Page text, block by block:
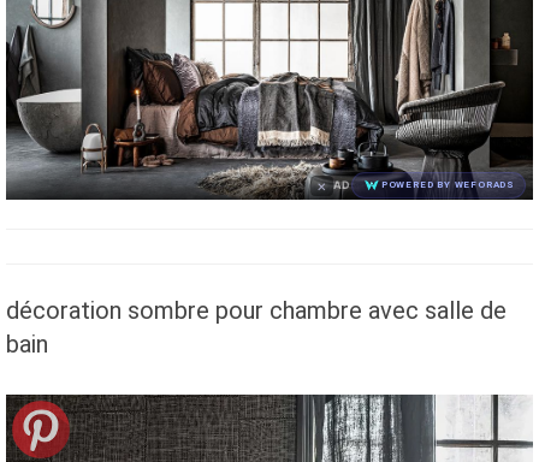
× AD POWERED BY WEFORADS
décoration sombre pour chambre avec salle de
bain